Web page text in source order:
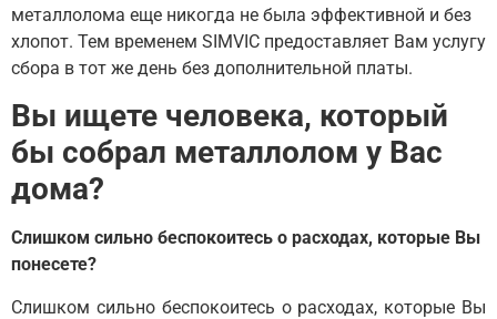
металлолома еще никогда не была эффективной и без
хлопот. Тем временем SIMVIC предоставляет Вам услугу
сбора в тот же день без дополнительной платы.
Вы ищете человека, который
бы собрал металлолом у Вас
дома?
Слишком сильно беспокоитесь о расходах, которые Вы
понесете?
Слишком сильно беспокоитесь о расходах, которые Вы